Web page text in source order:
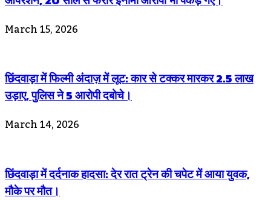
March 15, 2026
छिंदवाड़ा में फिल्मी अंदाज़ में लूट: कार से टक्कर मारकर 2.5 लाख
उड़ाए, पुलिस ने 5 आरोपी दबोचे।
March 14, 2026
छिंदवाड़ा में दर्दनाक हादसा: देर रात ट्रेन की चपेट में आया युवक,
मौके पर मौत।